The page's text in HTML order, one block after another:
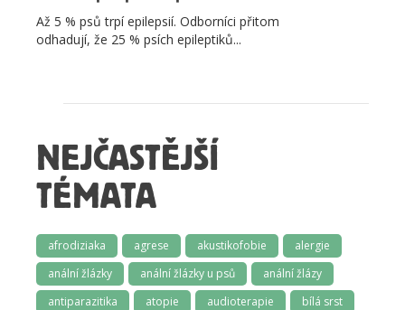
Až 5 % psů trpí epilepsií. Odborníci přitom
odhadují, že 25 % psích epileptiků...
NEJČASTĚJŠÍ
TÉMATA
afrodiziaka agrese akustikofobie
alergie
anální žlázky
anální žlázky u psů
anální žlázy
antiparazitika
atopie audioterapie
bílá srst